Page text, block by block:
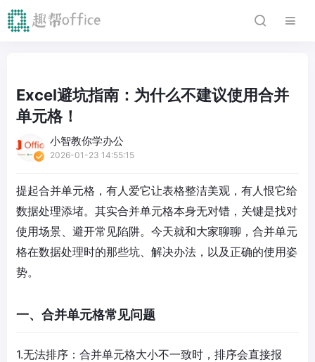
Excel避坑指南：为什么不建议使用合并
单元格！
小智教你学办公
2026-01-23 14:55:15
提起合并单元格，有人爱它让表格整洁美观，有人恨它给
数据处理添堵。其实合并单元格本身无对错，关键是找对
使用场景、避开常见陷阱。今天就和大家聊聊，合并单元
格在数据处理时的那些坑、解决办法，以及正确的使用姿
势。
一、合并单元格常见问题
1.无法排序：合并单元格大小不一致时，排序会直接报